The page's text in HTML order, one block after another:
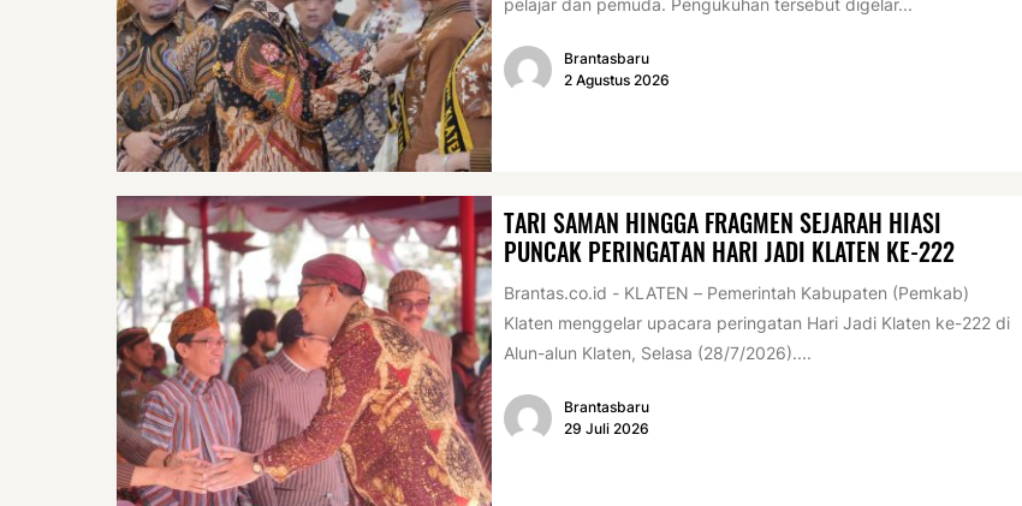
pelajar dan pemuda. Pengukuhan tersebut digelar...
Brantasbaru
2 Agustus 2026
TARI SAMAN HINGGA FRAGMEN SEJARAH HIASI
PUNCAK PERINGATAN HARI JADI KLATEN KE-222
Brantas.co.id - KLATEN – Pemerintah Kabupaten (Pemkab)
Klaten menggelar upacara peringatan Hari Jadi Klaten ke-222 di
Alun-alun Klaten, Selasa (28/7/2026)....
Brantasbaru
29 Juli 2026